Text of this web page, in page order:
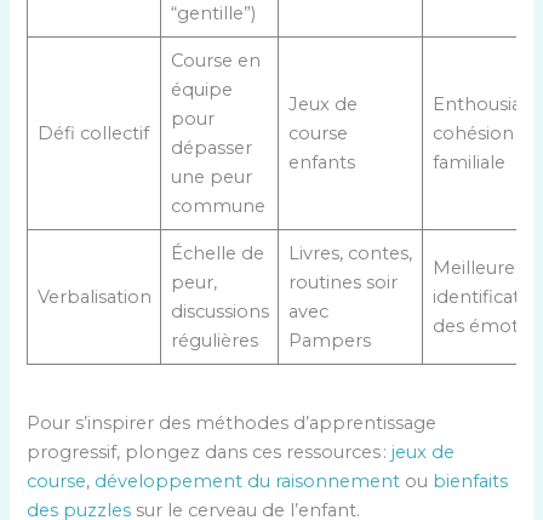
“gentille”)
Défi collectif
Course en
équipe
pour
dépasser
une peur
commune
Jeux de
course
enfants
cohésion
familiale
Verbalisation
Échelle de
peur,
discussions
régulières
Livres, contes,
routines soir
avec
Pampers
Meilleure
des
Pour s’inspirer des méthodes d’apprentissage
progressif, plongez dans ces ressources : jeux de
course, développement du raisonnement ou bienfaits
des puzzles sur le cerveau de l’enfant.